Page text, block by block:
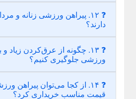
❓ ۱۲. پیراهن ورزشی زنانه و
دارند؟
❓ ۱۳. چگونه از عرق‌کردن زیاد
ورزشی جلوگیری کنیم؟
❓ ۱۴. از کجا می‌توان پیراهن
قیمت مناسب خریداری کرد؟